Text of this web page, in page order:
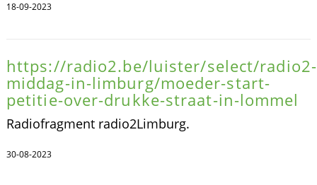
18-09-2023
https://radio2.be/luister/select/radio2-
middag-in-limburg/moeder-start-
petitie-over-drukke-straat-in-lommel
Radiofragment radio2Limburg.
30-08-2023